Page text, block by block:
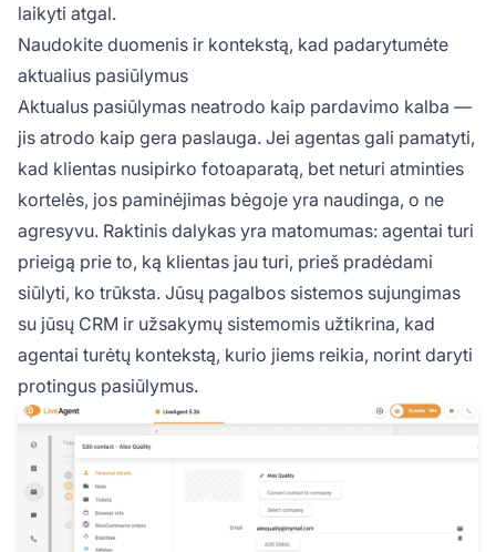
laikyti atgal.
Naudokite duomenis ir kontekstą, kad padarytumėte
aktualius pasiūlymus
Aktualus pasiūlymas neatrodo kaip pardavimo kalba —
jis atrodo kaip gera paslauga. Jei agentas gali pamatyti,
kad klientas nusipirko fotoaparatą, bet neturi atminties
kortelės, jos paminėjimas bėgoje yra naudinga, o ne
agresyvu. Raktinis dalykas yra matomumas: agentai turi
prieigą prie to, ką klientas jau turi, prieš pradėdami
siūlyti, ko trūksta. Jūsų pagalbos sistemos sujungimas
su jūsų CRM ir užsakymų sistemomis užtikrina, kad
agentai turėtų kontekstą, kurio jiems reikia, norint daryti
protingus pasiūlymus.